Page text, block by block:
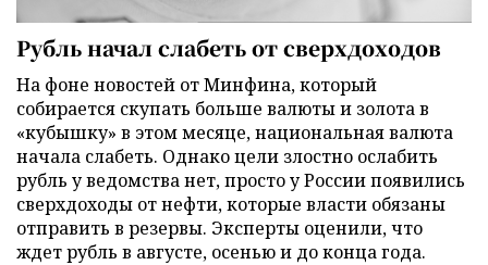
Рубль начал слабеть от сверхдоходов
На фоне новостей от Минфина, который
собирается скупать больше валюты и золота в
«кубышку» в этом месяце, национальная валюта
начала слабеть. Однако цели злостно ослабить
рубль у ведомства нет, просто у России появились
сверхдоходы от нефти, которые власти обязаны
отправить в резервы. Эксперты оценили, что
ждет рубль в августе, осенью и до конца года.